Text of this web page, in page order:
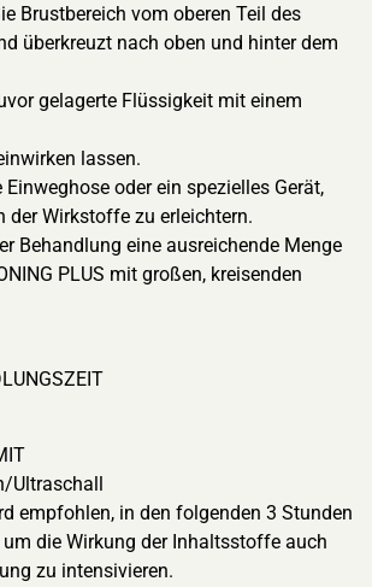
Brustbereich vom oberen Teil des
überkreuzt nach oben und hinter dem
gelagerte Flüssigkeit mit einem
lassen.
Einweghose oder ein spezielles Gerät,
der Wirkstoffe zu erleichtern.
Behandlung eine ausreichende Menge
PLUS mit großen, kreisenden
Ultraschall
empfohlen, in den folgenden 3 Stunden
die Wirkung der Inhaltsstoffe auch
zu intensivieren.